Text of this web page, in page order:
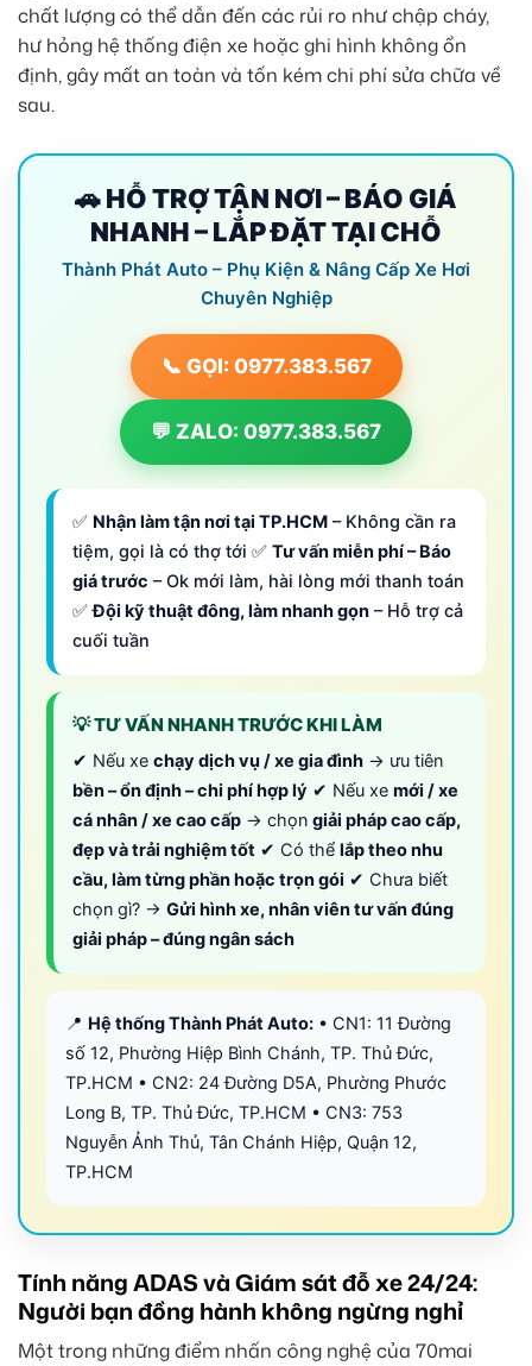
chất lượng có thể dẫn đến các rủi ro như chập cháy,
hư hỏng hệ thống điện xe hoặc ghi hình không ổn
định, gây mất an toàn và tốn kém chi phí sửa chữa về
sau.
🚗 HỖ TRỢ TẬN NƠI – BÁO GIÁ
NHANH – LẮP ĐẶT TẠI CHỖ
Thành Phát Auto – Phụ Kiện & Nâng Cấp Xe Hơi
Chuyên Nghiệp
📞 GỌI: 0977.383.567
💬 ZALO: 0977.383.567
✅ Nhận làm tận nơi tại TP.HCM – Không cần ra
tiệm, gọi là có thợ tới ✅ Tư vấn miễn phí – Báo
giá trước – Ok mới làm, hài lòng mới thanh toán
✅Đội kỹ thuật đông, làm nhanh gọn – Hỗ trợ cả
cuối tuần
💡 TƯ VẤN NHANH TRƯỚC KHI LÀM
✔ Nếu xe chạy dịch vụ / xe gia đình → ưu tiên
bền – ổn định – chi phí hợp lý ✔ Nếu xe mới / xe
cá nhân / xe cao cấp → chọn giải pháp cao cấp,
đẹp và trải nghiệm tốt ✔ Có thể lắp theo nhu
cầu, làm từng phần hoặc trọn gói ✔ Chưa biết
chọn gì? → Gửi hình xe, nhân viên tư vấn đúng
giải pháp – đúng ngân sách
📍 Hệ thống Thành Phát Auto: • CN1: 11 Đường
số 12, Phường Hiệp Bình Chánh, TP. Thủ Đức,
TP.HCM • CN2: 24 Đường D5A, Phường Phước
Long B, TP. Thủ Đức, TP.HCM • CN3: 753
Nguyễn Ảnh Thủ, Tân Chánh Hiệp, Quận 12,
TP.HCM
Tính năng ADAS và Giám sát đỗ xe 24/24:
Người bạn đồng hành không ngừng nghỉ
Một trong những điểm nhấn công nghệ của 70mai